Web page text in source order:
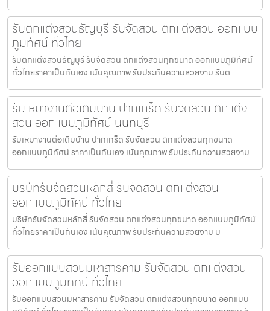
รับตกแต่งสวนธัญบุรี รับจัดสวน ตกแต่งสวน ออกแบบ
ภูมิทัศน์ ทั่วไทย
รับตกแต่งสวนธัญบุรี รับจัดสวน ตกแต่งสวนทุกขนาด ออกแบบภูมิทัศน์
ทั่วไทยราคาเป็นกันเอง เน้นคุณภาพ รับประกันความสวยงาม รับต
รับเหมางานต่อเติมบ้าน ปากเกร็ด รับจัดสวน ตกแต่ง
สวน ออกแบบภูมิทัศน์ นนทบุรี
รับเหมางานต่อเติมบ้าน ปากเกร็ด รับจัดสวน ตกแต่งสวนทุกขนาด
ออกแบบภูมิทัศน์ ราคาเป็นกันเอง เน้นคุณภาพ รับประกันความสวยงาม
บริษัทรับจัดสวนหลักสี่ รับจัดสวน ตกแต่งสวน
ออกแบบภูมิทัศน์ ทั่วไทย
บริษัทรับจัดสวนหลักสี่ รับจัดสวน ตกแต่งสวนทุกขนาด ออกแบบภูมิทัศน์
ทั่วไทยราคาเป็นกันเอง เน้นคุณภาพ รับประกันความสวยงาม บ
รับออกแบบสวนมหาสารคาม รับจัดสวน ตกแต่งสวน
ออกแบบภูมิทัศน์ ทั่วไทย
รับออกแบบสวนมหาสารคาม รับจัดสวน ตกแต่งสวนทุกขนาด ออกแบบ